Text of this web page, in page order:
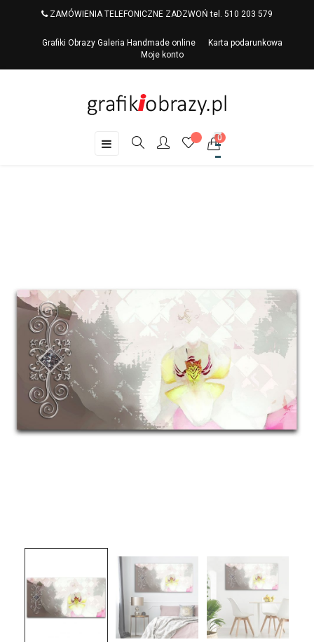
ZAMÓWIENIA TELEFONICZNE ZADZWOŃ tel. 510 203 579
Grafiki Obrazy Galeria Handmade online
Karta podarunkowa
Moje konto
Toggle
☰ 0